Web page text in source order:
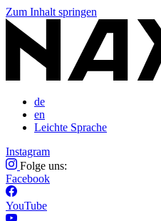
Zum Inhalt springen
de
en
Leichte Sprache
Instagram
Folge uns:
Facebook
YouTube